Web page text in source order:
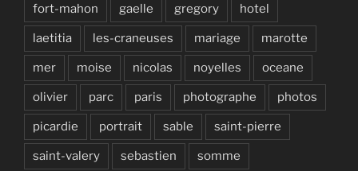
fort-mahon gaelle gregory hotel
laetitia les-craneuses mariage marotte
mer moise nicolas noyelles oceane
olivier parc paris photographe photos
picardie portrait sable saint-pierre
saint-valery sebastien somme